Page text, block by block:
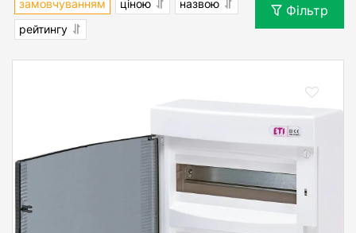
замовчуванням ціною
назвою
рейтингу
Фільтр